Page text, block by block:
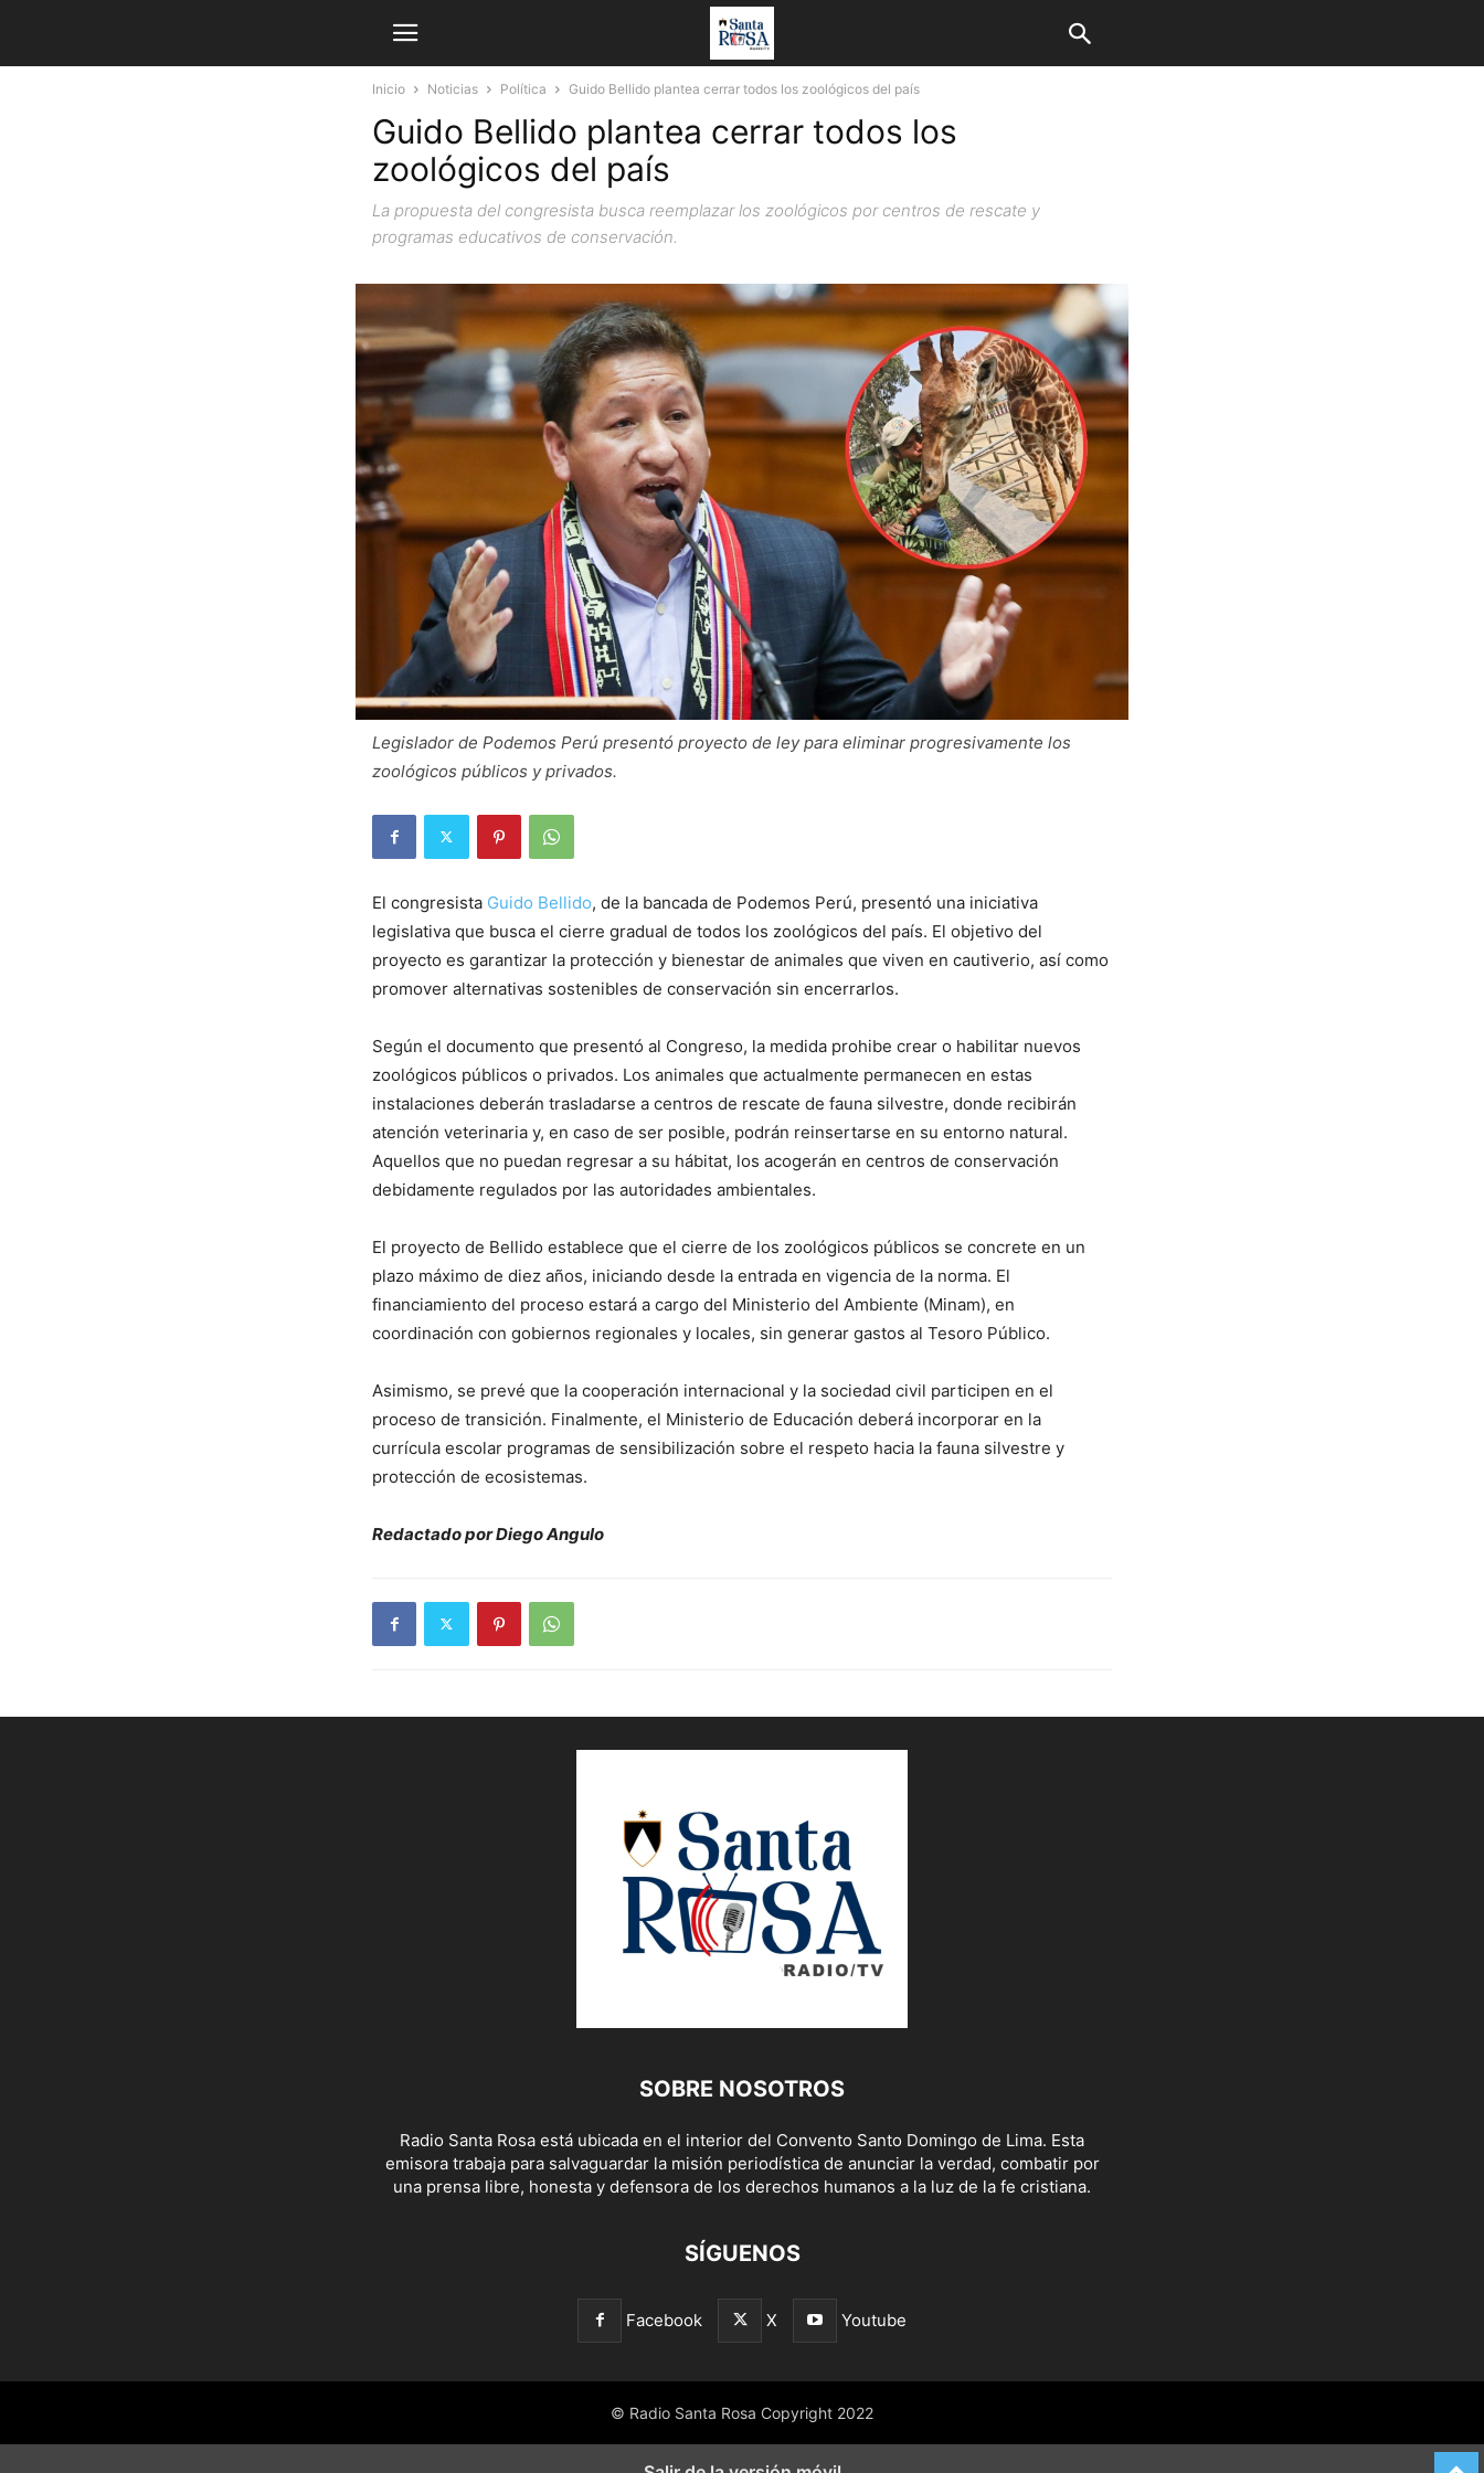
Inicio Noticias Política Guido Bellido plantea cerrar todos los zoológicos del país
Guido Bellido plantea cerrar todos los
zoológicos del país
La propuesta del congresista busca reemplazar los zoológicos por centros de rescate y
programas educativos de conservación.
Legislador de Podemos Perú presentó proyecto de ley para eliminar progresivamente los
zoológicos públicos y privados.
El congresista Guido Bellido, de la bancada de Podemos Perú, presentó una iniciativa
legislativa que busca el cierre gradual de todos los zoológicos del país. El objetivo del
proyecto es garantizar la protección y bienestar de animales que viven en cautiverio, así como
promover alternativas sostenibles de conservación sin encerrarlos.
Según el documento que presentó al Congreso, la medida prohibe crear o habilitar nuevos
zoológicos públicos o privados. Los animales que actualmente permanecen en estas
instalaciones deberán trasladarse a centros de rescate de fauna silvestre, donde recibirán
atención veterinaria y, en caso de ser posible, podrán reinsertarse en su entorno natural.
Aquellos que no puedan regresar a su hábitat, los acogerán en centros de conservación
debidamente regulados por las autoridades ambientales.
El proyecto de Bellido establece que el cierre de los zoológicos públicos se concrete en un
plazo máximo de diez años, iniciando desde la entrada en vigencia de la norma. El
financiamiento del proceso estará a cargo del Ministerio del Ambiente (Minam), en
coordinación con gobiernos regionales y locales, sin generar gastos al Tesoro Público.
Asimismo, se prevé que la cooperación internacional y la sociedad civil participen en el
proceso de transición. Finalmente, el Ministerio de Educación deberá incorporar en la
currícula escolar programas de sensibilización sobre el respeto hacia la fauna silvestre y
protección de ecosistemas.
Redactado por Diego Angulo
SOBRE NOSOTROS
Radio Santa Rosa está ubicada en el interior del Convento Santo Domingo de Lima. Esta
emisora trabaja para salvaguardar la misión periodística de anunciar la verdad, combatir por
una prensa libre, honesta y defensora de los derechos humanos a la luz de la fe cristiana.
SÍGUENOS
Facebook X Youtube
© Radio Santa Rosa Copyright 2022